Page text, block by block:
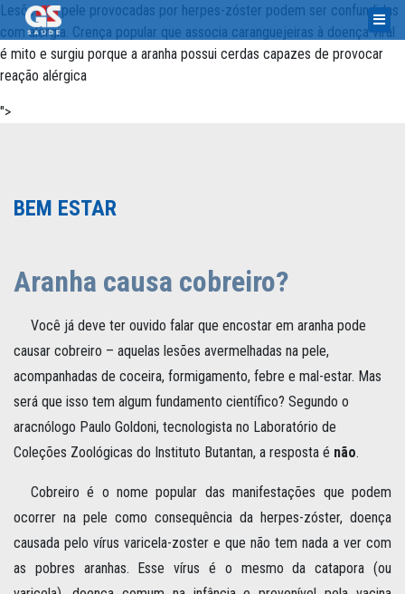
Lesões na pele provocadas por herpes-zóster podem ser confundidas
com alergia. Crença popular que associa caranguejeiras à doença viral
é mito e surgiu porque a aranha possui cerdas capazes de provocar
reação alérgica
">
BEM ESTAR
Aranha causa cobreiro?
Você já deve ter ouvido falar que encostar em aranha pode
causar cobreiro – aquelas lesões avermelhadas na pele,
acompanhadas de coceira, formigamento, febre e mal-estar. Mas
será que isso tem algum fundamento científico? Segundo o
aracnólogo Paulo Goldoni, tecnologista no Laboratório de
Coleções Zoológicas do Instituto Butantan, a resposta é não.
Cobreiro é o nome popular das manifestações que podem
ocorrer na pele como consequência da herpes-zóster, doença
causada pelo vírus varicela-zoster e que não tem nada a ver com
as pobres aranhas. Esse vírus é o mesmo da catapora (ou